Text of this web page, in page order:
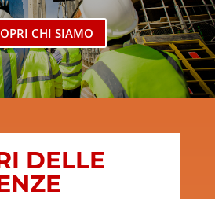
CHI SIAMO
DELLE